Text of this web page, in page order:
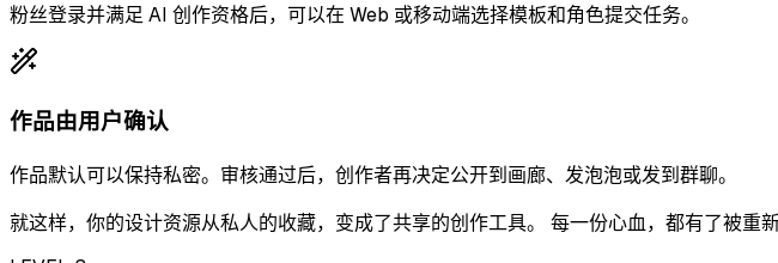
粉丝登录并满足 AI 创作资格后，可以在 Web 或移动端选择模板和角色提交任务。
作品由用户确认
作品默认可以保持私密。审核通过后，创作者再决定公开到画廊、发泡泡或发到群聊。
就这样，你的设计资源从私人的收藏，变成了共享的创作工具。 每一份心血，都有了被重